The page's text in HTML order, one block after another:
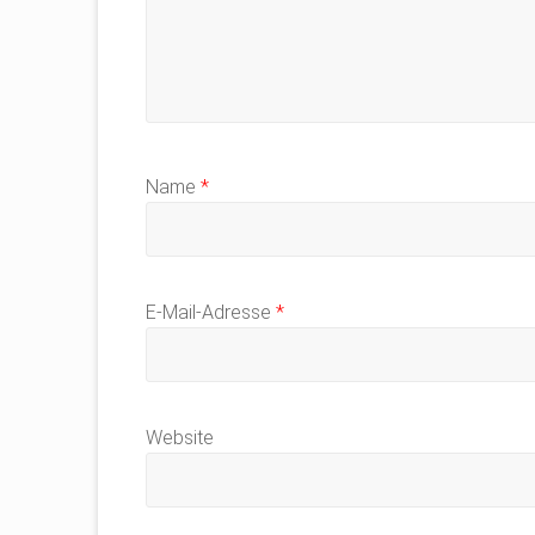
Name *
E-Mail-Adresse *
Website